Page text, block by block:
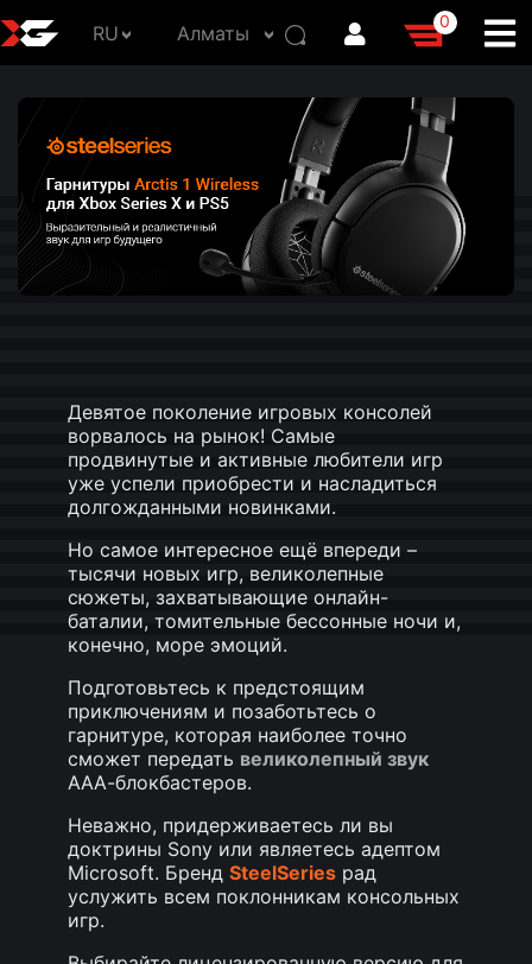
RU Алматы
0
Девятое поколение игровых консолей
ворвалось на рынок! Самые
продвинутые и активные любители игр
уже успели приобрести и насладиться
долгожданными новинками.
Но самое интересное ещё впереди –
тысячи новых игр, великолепные
сюжеты, захватывающие онлайн-
баталии, томительные бессонные ночи и,
конечно, море эмоций.
Подготовьтесь к предстоящим
приключениям и позаботьтесь о
гарнитуре, которая наиболее точно
сможет передать великолепный звук
ААА-блокбастеров.
Неважно, придерживаетесь ли вы
доктрины Sony или являетесь адептом
Microsoft. Бренд SteelSeries рад
услужить всем поклонникам консольных
игр.